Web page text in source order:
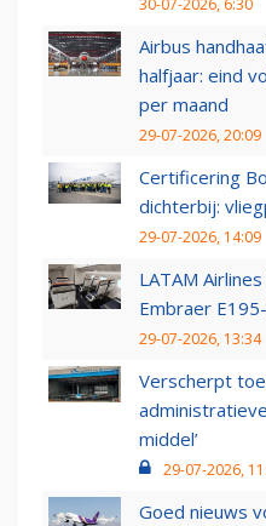
Airbus
halfjaar: eind
per maand
29-07-2026, 20:09
Certificering
dichterbij:
29-07-2026, 14:09
LATAM
Embraer
29-07-2026, 13:34
Verscherpt
middel’
29-07-2026,
Goed nieuws